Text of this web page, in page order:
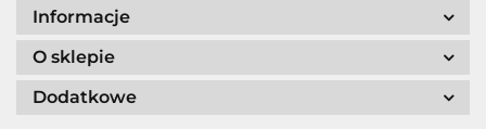
Informacje
O sklepie
Dodatkowe